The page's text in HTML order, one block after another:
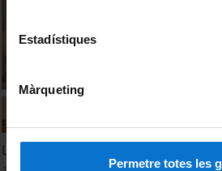
Estadístiques
Màrqueting
Permetre totes les
La Universitat que vivim i desitgem